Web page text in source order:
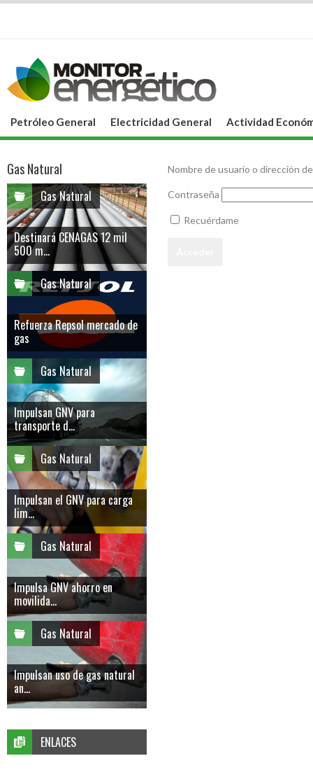
Petróleo General Electricidad General Actividad
Nombre de usuario o dirección
Contraseña
Recuérdame
Gas Natural
Gas Natural
Destinará CENAGAS 12 mil
500 m...
Gas Natural
Refuerza Repsol mercado de
gas
Gas Natural
Impulsan GNV para
transporte d...
Gas Natural
Impulsan el GNV para carga
lim...
Gas Natural
Impulsa GNV ahorro en
movilida...
Gas Natural
Impulsan uso de gas natural
an...
ENLACES